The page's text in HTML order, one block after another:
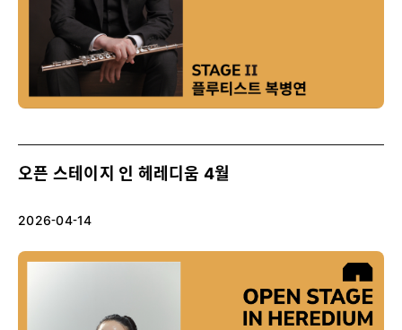
오픈 스테이지 인 헤레디움 4월
2026-04-14